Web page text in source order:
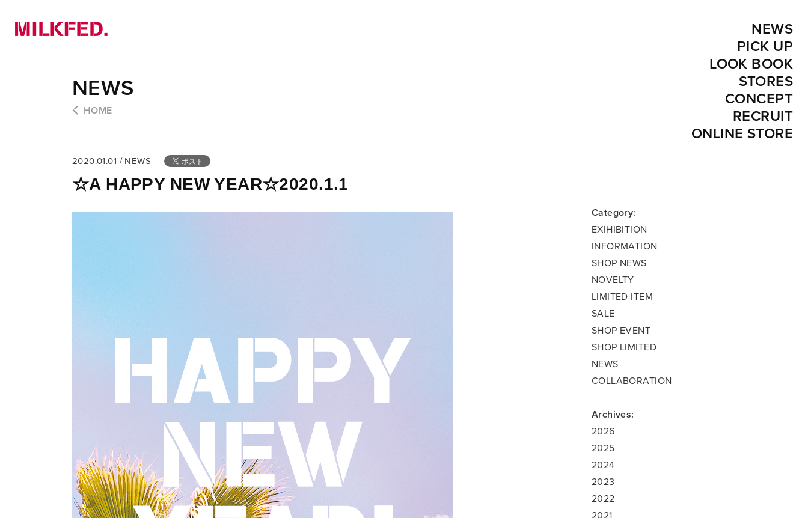
NEWS
PICK UP
LOOK BOOK
STORES
CONCEPT
RECRUIT
ONLINE STORE
NEWS
HOME
2020.01.01 / NEWS
☆A HAPPY NEW YEAR☆2020.1.1
Category:
EXIHIBITION
INFORMATION
SHOP NEWS
NOVELTY
LIMITED ITEM
SALE
SHOP EVENT
SHOP LIMITED
NEWS
COLLABORATION
Archives:
2026
2025
2024
2023
2022
2021